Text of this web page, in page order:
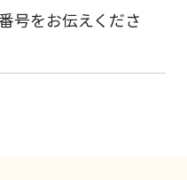
号をお伝えくださ